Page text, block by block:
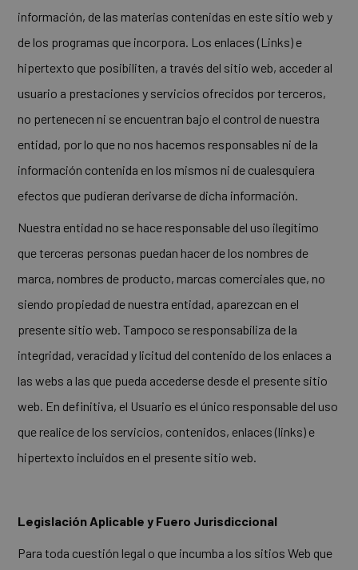
información, de las materias contenidas en este sitio web y
de los programas que incorpora. Los enlaces (Links) e
hipertexto que posibiliten, a través del sitio web, acceder al
usuario a prestaciones y servicios ofrecidos por terceros,
no pertenecen ni se encuentran bajo el control de nuestra
entidad, por lo que no nos hacemos responsables ni de la
información contenida en los mismos ni de cualesquiera
efectos que pudieran derivarse de dicha información.
Nuestra entidad no se hace responsable del uso ilegítimo
que terceras personas puedan hacer de los nombres de
marca, nombres de producto, marcas comerciales que, no
siendo propiedad de nuestra entidad, aparezcan en el
presente sitio web. Tampoco se responsabiliza de la
integridad, veracidad y licitud del contenido de los enlaces a
las webs a las que pueda accederse desde el presente sitio
web. En definitiva, el Usuario es el único responsable del uso
que realice de los servicios, contenidos, enlaces (links) e
hipertexto incluidos en el presente sitio web.
Legislación Aplicable y Fuero Jurisdiccional
Para toda cuestión legal o que incumba a los sitios Web que